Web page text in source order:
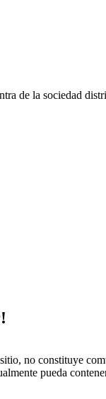
de la sociedad
no constituye
pueda